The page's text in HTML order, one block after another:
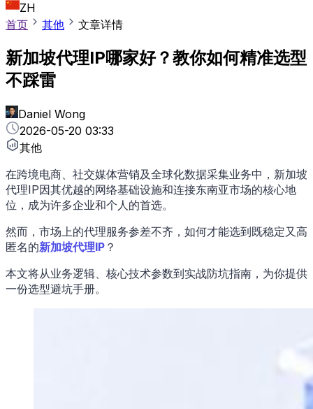
ZH
首页
其他 文章详情
新加坡代理IP哪家好？教你如何精准选型
不踩雷
Daniel Wong
2026-05-20 03:33
其他
在跨境电商、社交媒体营销及全球化数据采集业务中，新加坡
代理IP因其优越的网络基础设施和连接东南亚市场的核心地
位，成为许多企业和个人的首选。
然而，市场上的代理服务参差不齐，如何才能选到既稳定又高
匿名的新加坡代理IP ？
本文将从业务逻辑、核心技术参数到实战防坑指南，为你提供
一份选型避坑手册。